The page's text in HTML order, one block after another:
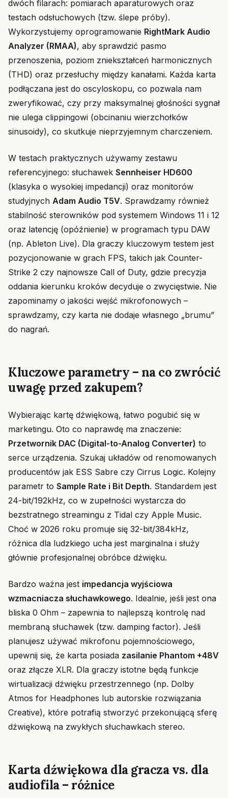
dwóch filarach: pomiarach aparaturowych oraz
testach odsłuchowych (tzw. ślepe próby).
Wykorzystujemy oprogramowanie RightMark Audio
Analyzer (RMAA), aby sprawdzić pasmo
przenoszenia, poziom zniekształceń harmonicznych
(THD) oraz przesłuchy między kanałami. Każda karta
podłączana jest do oscyloskopu, co pozwala nam
zweryfikować, czy przy maksymalnej głośności sygnał
nie ulega clippingowi (obcinaniu wierzchołków
sinusoidy), co skutkuje nieprzyjemnym charczeniem.
W testach praktycznych używamy zestawu
referencyjnego: słuchawek Sennheiser HD600
(klasyka o wysokiej impedancji) oraz monitorów
studyjnych Adam Audio T5V. Sprawdzamy również
stabilność sterowników pod systemem Windows 11 i 12
oraz latencję (opóźnienie) w programach typu DAW
(np. Ableton Live). Dla graczy kluczowym testem jest
pozycjonowanie w grach FPS, takich jak Counter-
Strike 2 czy najnowsze Call of Duty, gdzie precyzja
oddania kierunku kroków decyduje o zwycięstwie. Nie
zapominamy o jakości wejść mikrofonowych –
sprawdzamy, czy karta nie dodaje własnego „brumu”
do nagrań.
Kluczowe parametry – na co zwrócić
uwagę przed zakupem?
Wybierając kartę dźwiękową, łatwo pogubić się w
marketingu. Oto co naprawdę ma znaczenie:
Przetwornik DAC (Digital-to-Analog Converter) to
serce urządzenia. Szukaj układów od renomowanych
producentów jak ESS Sabre czy Cirrus Logic. Kolejny
parametr to Sample Rate i Bit Depth. Standardem jest
24-bit/192kHz, co w zupełności wystarcza do
bezstratnego streamingu z Tidal czy Apple Music.
Choć w 2026 roku promuje się 32-bit/384kHz,
różnica dla ludzkiego ucha jest marginalna i służy
głównie profesjonalnej obróbce dźwięku.
Bardzo ważna jest impedancja wyjściowa
wzmacniacza słuchawkowego. Idealnie, jeśli jest ona
bliska 0 Ohm – zapewnia to najlepszą kontrolę nad
membraną słuchawek (tzw. damping factor). Jeśli
planujesz używać mikrofonu pojemnościowego,
upewnij się, że karta posiada zasilanie Phantom +48V
oraz złącze XLR. Dla graczy istotne będą funkcje
wirtualizacji dźwięku przestrzennego (np. Dolby
Atmos for Headphones lub autorskie rozwiązania
Creative), które potrafią stworzyć przekonującą sferę
dźwiękową na zwykłych słuchawkach stereo.
Karta dźwiękowa dla gracza vs. dla
audiofila – różnice